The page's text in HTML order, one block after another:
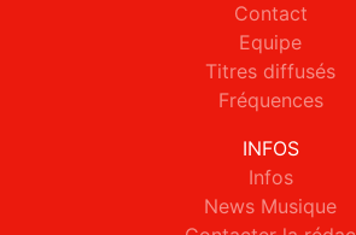
Contact
Equipe
Titres diffusés
Fréquences
INFOS
Infos
News Musique